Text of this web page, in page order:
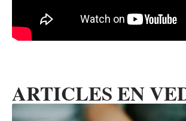
ARTICLES EN